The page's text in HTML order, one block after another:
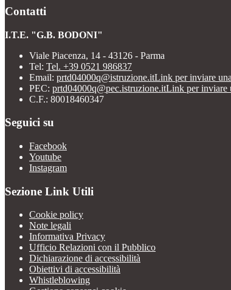
Contatti
I.T.E. "G.B. BODONI"
Viale Piacenza, 14 - 43126 - Parma
Tel: Tel. +39 0521 986837
Email: prtd04000q@istruzione.itLink per inviare
PEC: prtd04000q@pec.istruzione.itLink per inviare
C.F.: 80018460347
Seguici su
Facebook
Youtube
Instagram
Sezione Link Utili
Cookie policy
Note legali
Informativa Privacy
Ufficio Relazioni con il Pubblico
Dichiarazione di accessibilità
Obiettivi di accessibilità
Whistleblowing